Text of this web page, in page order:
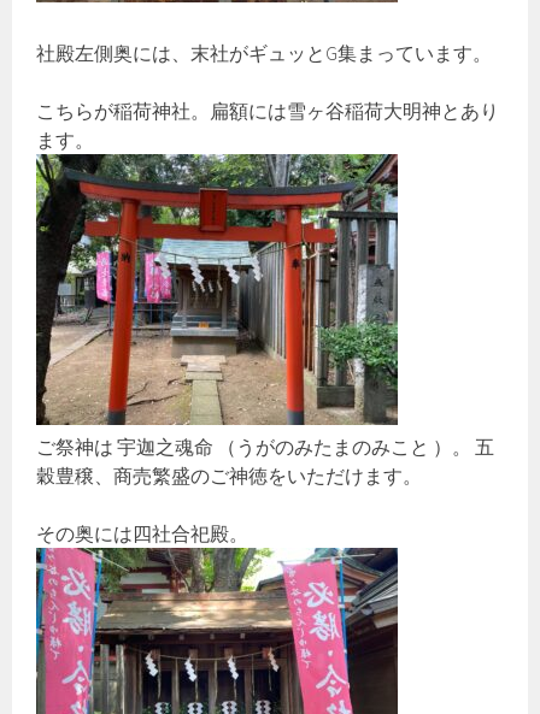
社殿左側奥には、末社がギュッとG集まっています。
こちらが稲荷神社。扁額には雪ヶ谷稲荷大明神とあり
ます。
ご祭神は 宇迦之魂命 （うがのみたまのみこと ）。 五
穀豊穣、商売繁盛のご神徳をいただけます。
その奥には四社合祀殿。